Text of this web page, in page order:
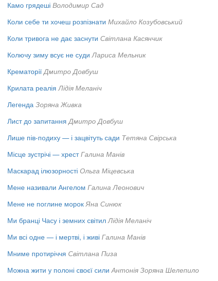
Камо грядеші Володимир Сад
Коли себе ти хочеш розпізнати Михайло Козубовський
Коли тривога не дає заснути Світлана Касянчик
Колючу зиму всує не суди Лариса Мельник
Крематорії Дмитро Довбуш
Крилата реалія Лідія Меланіч
Легенда Зоряна Живка
Лист до запитання Дмитро Довбуш
Лише пів-подиху — і зацвітуть сади Тетяна Свірська
Місце зустрічі — хрест Галина Манів
Маскарад ілюзорності Ольга Міцевська
Мене називали Ангелом Галина Леонович
Мене не поглине морок Яна Синюк
Ми бранці Часу і земних світил Лідія Меланіч
Ми всі одне — і мертві, і живі Галина Манів
Мниме протиріччя Світлана Пиза
Можна жити у полоні своєї сили Антонія Зоряна Шелепило